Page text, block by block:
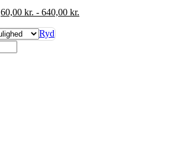
60,00 kr. - 640,00 kr.
Ryd